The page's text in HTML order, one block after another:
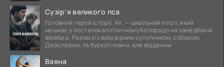
Сузір’я великого пса
Головний герой історії, Хіг, — цивільний пілот, який
мешкає у постапокаліптичному Колорадо на занедбаній
авіабазі. Разом зі своїм вірним супутником, собакою
Джаспером, та буркотливим, але відданим
Ваяна